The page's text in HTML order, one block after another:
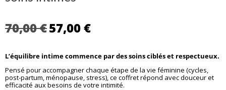
70,00€ Le
prix
était :
70,00 €.
57,00€Le
prix
est :
57,00 €.
L’équilibre intime commence par des soins ciblés et respectueux.
Pensé pour accompagner chaque étape de la vie féminine (cycles,
post-partum, ménopause, stress), ce coffret répond avec douceur et
efficacité aux besoins de votre intimité.